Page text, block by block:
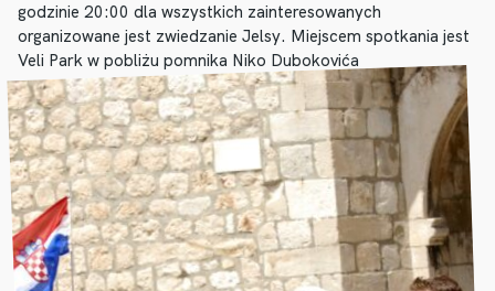
godzinie 20:00 dla wszystkich zainteresowanych
organizowane jest zwiedzanie Jelsy. Miejscem spotkania jest
Veli Park w pobliżu pomnika Niko Dubokovića